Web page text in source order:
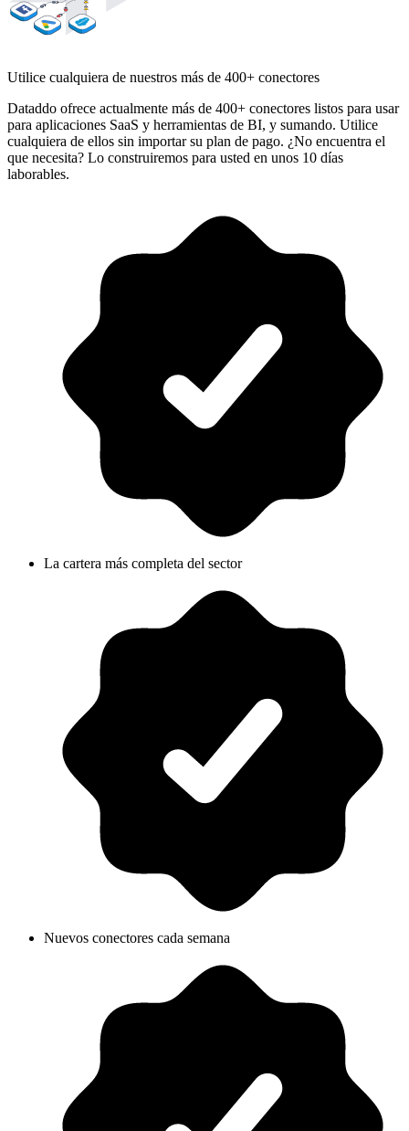
Utilice cualquiera de nuestros más de 400+ conectores
Dataddo ofrece actualmente más de 400+ conectores listos para usar
para aplicaciones SaaS y herramientas de BI, y sumando. Utilice
cualquiera de ellos sin importar su plan de pago. ¿No encuentra el
que necesita? Lo construiremos para usted en unos 10 días
laborables.
La cartera más completa del sector
Nuevos conectores cada semana